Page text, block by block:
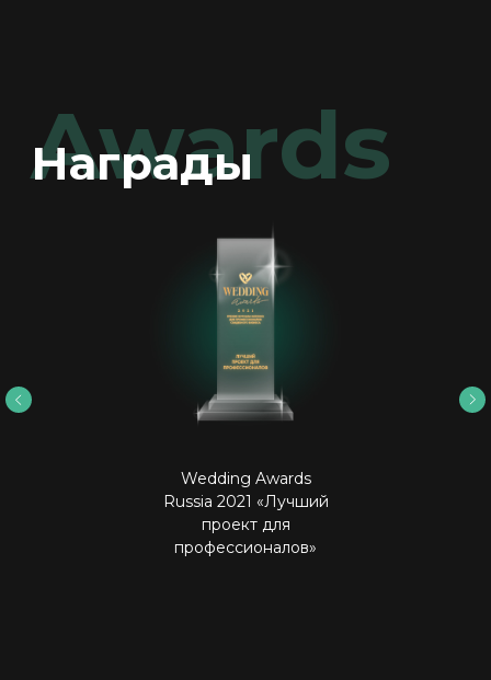
Wedding Awards
Russia 2021 «Лучший
проект для
профессионалов»
Partners
Партнёры
Gratitude
letters
Благодарственные
письма